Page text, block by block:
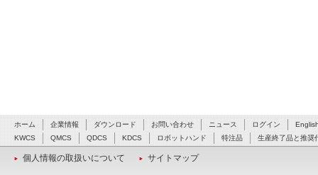
ホーム 企業情報 ダウンロード お問い合わせ ニュース ログイン
KWCS
QMCS QDCS KDCS ロボットハンド 特注品 生産終了品と推奨
個人情報の取扱いについて サイトマップ